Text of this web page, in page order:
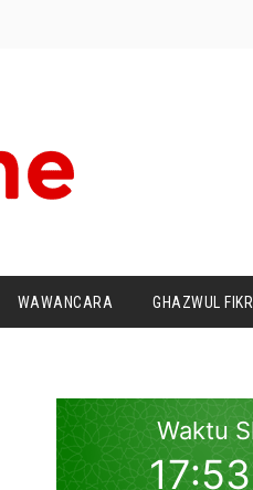
WAWANCARA GHAZWUL FIKRI